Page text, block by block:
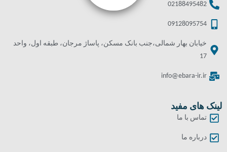
02188495482
09128095754
خیابان بهار شمالی،جنب بانک مسکن، پاساژ مرجان، طبقه اول، واحد
17
info@ebara-ir.ir
لینک های مفید
تماس با ما
درباره ما